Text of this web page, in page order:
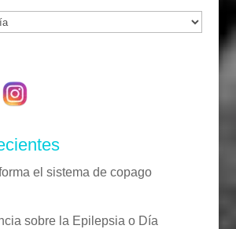
el sistema de copago
sobre la Epilepsia o Día